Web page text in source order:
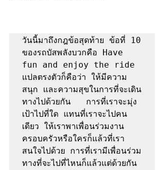
วันนี้มาถึงกฎข้อสุดท้าย ข้อที่ 10
ของรถบัสพลังบวกคือ Have
fun and enjoy the ride
แปลตรงตัวก็คือว่า ให้มีความ
สนุก และความสุขในการที่จะเดิน
ทางไปด้วยกัน   การที่เราจะมุ่ง
เป้าไปที่ใด แทนที่เราจะไปคน
เดียว ให้เราพาเพื่อนร่วมงาน
ครอบครัวหรือใครก็แล้วที่เรา
สนใจไปด้วย การที่เรามีเพื่อนร่วม
ทางที่จะไปที่ไหนก็แล้วแต่ด้วยกัน